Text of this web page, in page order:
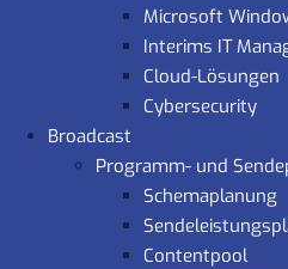
Microsoft
Interims IT
Cloud-Lösungen
Cybersecurity
Broadcast
Programm- und
Schemaplanung
Contentpool